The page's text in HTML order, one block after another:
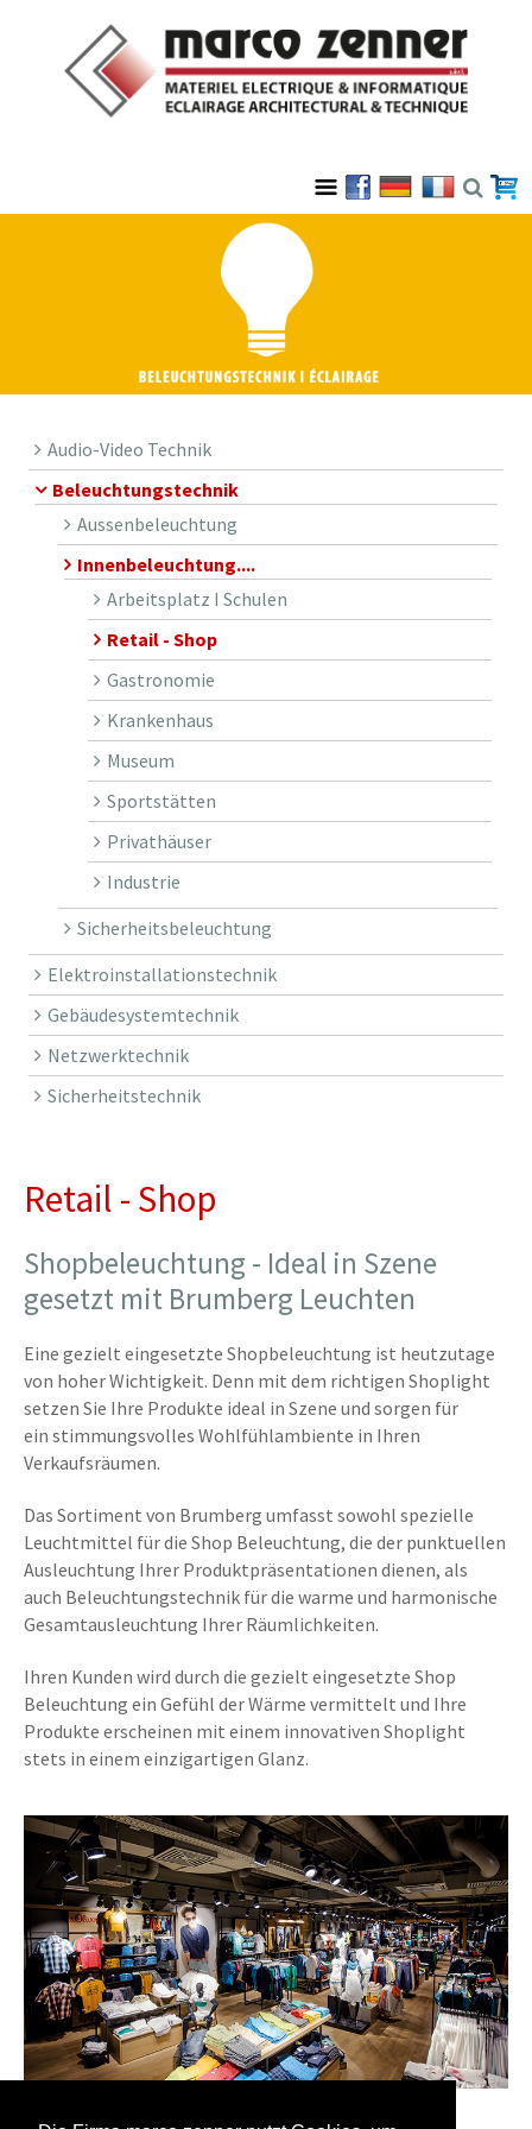
Audio-Video Technik
Beleuchtungstechnik
Aussenbeleuchtung
Innenbeleuchtung....
Arbeitsplatz I Schulen
Retail - Shop
Gastronomie
Krankenhaus
Museum
Sportstätten
Privathäuser
Industrie
Sicherheitsbeleuchtung
Elektroinstallationstechnik
Gebäudesystemtechnik
Netzwerktechnik
Sicherheitstechnik
Retail - Shop
Shopbeleuchtung - Ideal in Szene
gesetzt mit Brumberg Leuchten
Eine gezielt eingesetzte Shopbeleuchtung ist heutzutage
von hoher Wichtigkeit. Denn mit dem richtigen Shoplight
setzen Sie Ihre Produkte ideal in Szene und sorgen für
ein stimmungsvolles Wohlfühlambiente in Ihren
Verkaufsräumen.
Das Sortiment von Brumberg umfasst sowohl spezielle
Leuchtmittel für die Shop Beleuchtung, die der punktuellen
Ausleuchtung Ihrer Produktpräsentationen dienen, als
auch Beleuchtungstechnik für die warme und harmonische
Gesamtausleuchtung Ihrer Räumlichkeiten.
Ihren Kunden wird durch die gezielt eingesetzte Shop
Beleuchtung ein Gefühl der Wärme vermittelt und Ihre
Produkte erscheinen mit einem innovativen Shoplight
stets in einem einzigartigen Glanz.